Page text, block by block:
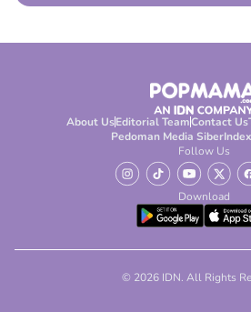
About UsEditorial TeamContact Us
Pedoman Media SiberIndex
Follow Us
Download
© 2026 IDN. All Rights